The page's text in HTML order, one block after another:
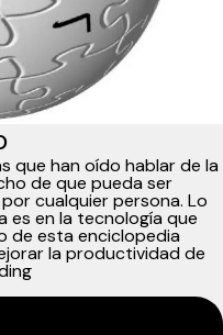
que han oído hablar de la
de que pueda ser
cualquier persona. Lo
es en la tecnología que
de esta enciclopedia
la productividad de
«Wikis
el